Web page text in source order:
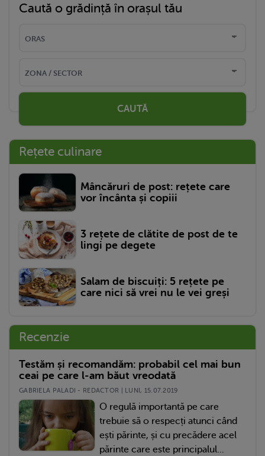
Caută o grădință în orașul tău
CAUTĂ
Rețete culinare
Mâncăruri de post: rețete care
vor încânta și copiii
3 rețete de clătite de post de te
lingi pe degete
Salam de biscuiți: 5 rețete pe
care nici să vrei nu le vei greși
Recenzie
Testăm și recomandăm: probabil cel mai bun
ceai pe care l-am băut vreodată
GABRIELA PALADI - REDACTOR | LUNI, 15.07.2019
O regulă importantă pe care
trebuie să o respecți atunci când
ești părinte, și cu precădere acel
părinte care este principalul...